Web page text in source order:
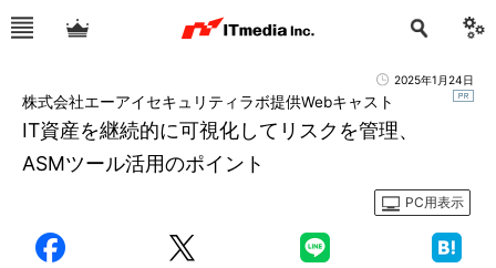
2025年1月24日
IT資産を継続的に可視化してリスクを管理、
ASMツール活用のポイント
株式会社エーアイセキュリティラボ提供Webキャスト
PC用表示